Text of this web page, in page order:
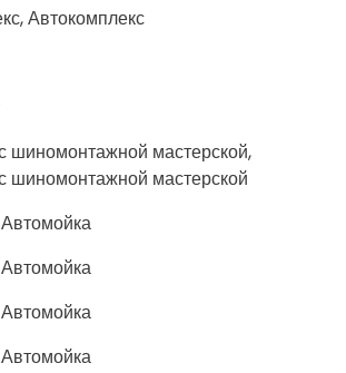
Автокомплекс
шиномонтажной мастерской,
шиномонтажной мастерской